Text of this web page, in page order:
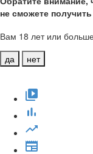
не сможете
Вам 18 лет или
да
нет